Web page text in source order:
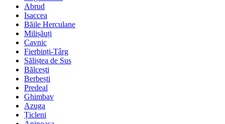
Abrud
Isaccea
Băile Herculane
Milișăuți
Cavnic
Fierbinți-Târg
Săliștea de Sus
Bălcești
Berbești
Predeal
Ghimbav
Azuga
Țicleni